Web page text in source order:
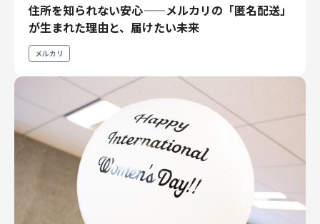
住所を知られない安心——メルカリの「匿名配送」
が生まれた理由と、届けたい未来
メルカリ